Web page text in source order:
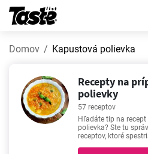
Domov Kapustová polievka
Recepty na
polievky
57 receptov
Hľadáte tip na
polievka? Ste tu
receptov, ktoré